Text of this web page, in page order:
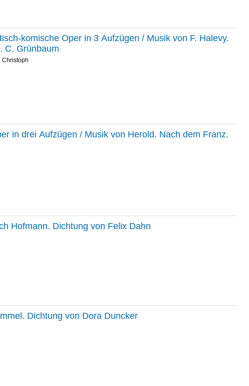
komische Oper in 3 Aufzügen / Musik von F. Halevy.
C. Grünbaum
Christoph
in drei Aufzügen / Musik von Herold. Nach dem Franz.
Hofmann. Dichtung von Felix Dahn
Dichtung von Dora Duncker